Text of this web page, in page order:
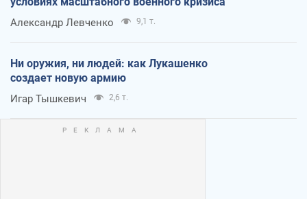
Александр Левченко 9,1 т.
Ни оружия, ни людей: как Лукашенко
создает новую армию
Игар Тышкевич 2,6 т.